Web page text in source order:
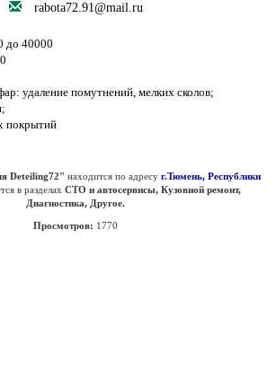
rabota72.91@mail.ru
до 40000
удаление помутнений, мелких сколов;
покрытий
Deteiling72" находится по адресу г.Тюмень, Республики
в разделах СТО и автосервисы, Кузовной ремонт,
Диагностика, Другое.
Просмотров: 1770